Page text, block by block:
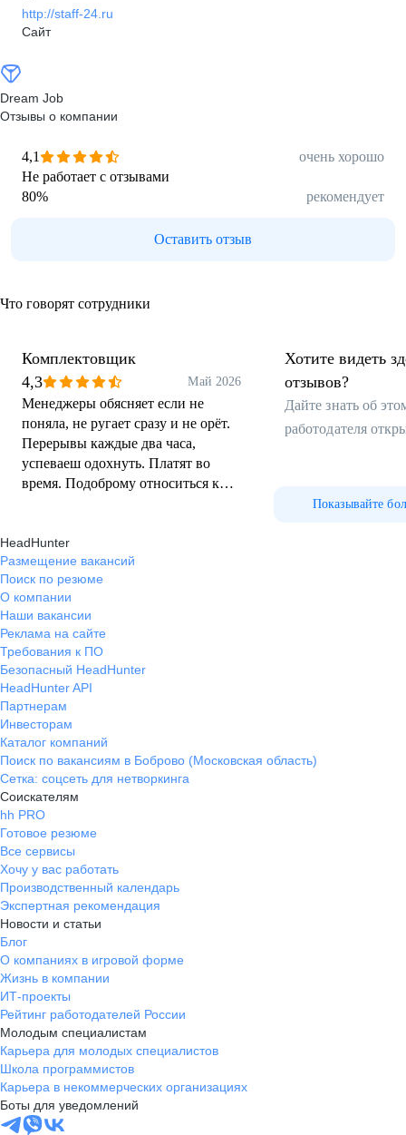
http://staff-24.ru
Сайт
Dream Job
Отзывы о компании
4,1
очень хорошо
Не работает с отзывами
80% рекомендует
Оставить отзыв
Что говорят сотрудники
Комплектовщик
4,3
Май 2026
Менеджеры обясняет если не
поняла, не ругает сразу и не орёт.
Перерывы каждые два часа,
успеваеш одохнуть. Платят во
время. Подоброму относиться к
когда надо срочно выходной.
Хотите видеть
отзывов?
Дайте знать об
работодателя
Показывайте
HeadHunter
Размещение вакансий
Поиск по резюме
О компании
Наши вакансии
Реклама на сайте
Требования к ПО
Безопасный HeadHunter
HeadHunter API
Партнерам
Инвесторам
Каталог компаний
Поиск по вакансиям в Боброво (Московская область)
Сетка: соцсеть для нетворкинга
Соискателям
hh PRO
Готовое резюме
Все сервисы
Хочу у вас работать
Производственный календарь
Экспертная рекомендация
Новости и статьи
Блог
О компаниях в игровой форме
Жизнь в компании
ИТ-проекты
Рейтинг работодателей России
Молодым специалистам
Карьера для молодых специалистов
Школа программистов
Карьера в некоммерческих организациях
Боты для уведомлений